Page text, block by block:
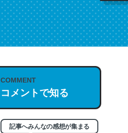
COMMENT
コメントで知る
記事へみんなの感想が集まる
これは名文。彼はとてもクレバーな
もお勧め。自分はこの流れ好き。
─今のこの状況が信じられるかい？ by ラー